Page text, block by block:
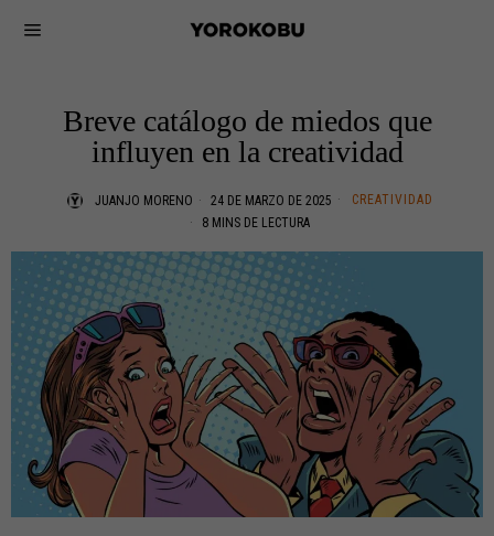
Breve catálogo de miedos que
influyen en la creatividad
JUANJO MORENO 24 DE MARZO DE 2025
CREATIVIDAD
8 MINS DE LECTURA